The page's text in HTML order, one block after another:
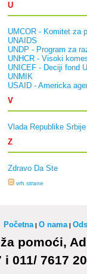
U
UMCOR - Komitet za
UNAIDS
UNDP - Program za
UNHCR - Visoki
UNICEF - Deciji fond
UNMIK
USAID - Americka
V
Vlada Republike Srbije
Z
Zdravo Da Ste
vrh strane
Početna| O nama|
pomoći,
i 011/ 7617